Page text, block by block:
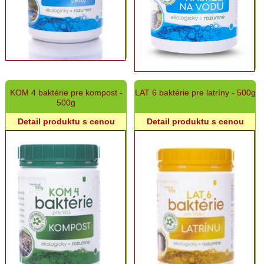
difuzéry,
vázy
a
Náboženský
tovar,
obrazy,
sošky...
Krmivá
pre
zvieratá
Chovateľské
potreby
Autokozmetika
KOM 4 baktérie pre kompost -
500g
Detail produktu s cenou
LAT 6 baktérie pre latríny - 500g
Detail produktu s cenou